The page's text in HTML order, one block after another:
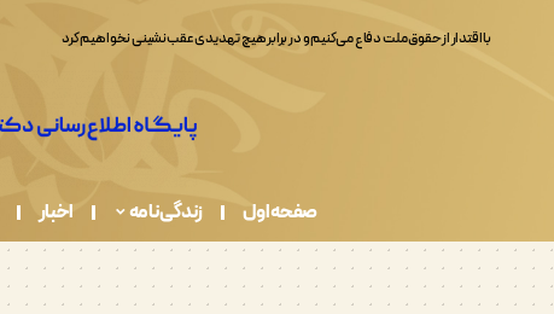
صفحه اول زندگی نامه اخبار